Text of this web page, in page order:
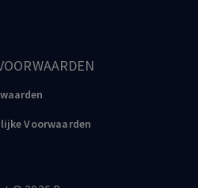
Voorwaarden